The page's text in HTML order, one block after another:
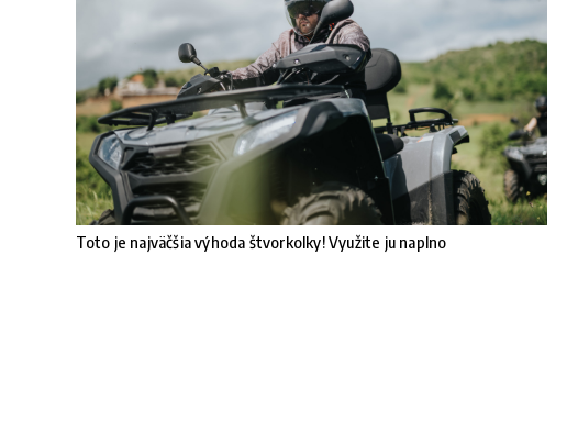
Toto je najväčšia výhoda štvorkolky! Využite ju naplno